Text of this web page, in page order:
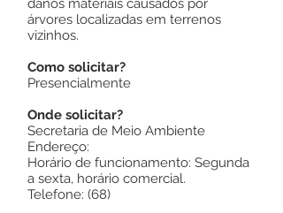
danos materiais causados por
árvores localizadas em terrenos
vizinhos.
Como solicitar?
Presencialmente
Onde solicitar?
Secretaria de Meio Ambiente
Endereço:
Horário de funcionamento: Segunda
a sexta, horário comercial.
Telefone: (68)